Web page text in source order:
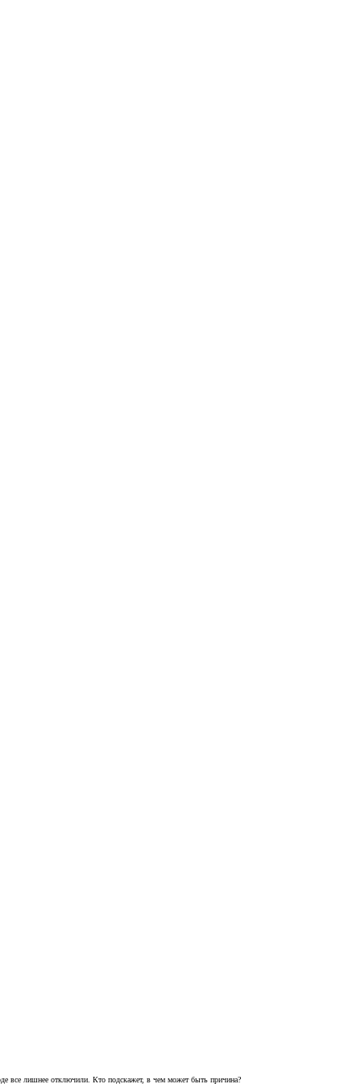
все лишнее отключили. Кто подскажет, в чем может быть причина?